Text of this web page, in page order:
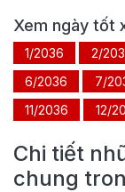
Xem ngày tốt
1/2036 2/
6/2036
7/
11/2036
12/
Chi tiết
chung